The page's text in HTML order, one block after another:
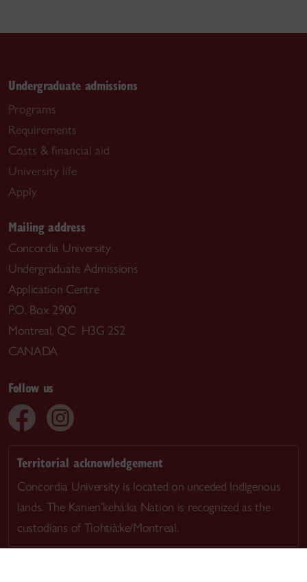
Undergraduate admissions
Programs
Requirements
Costs & financial aid
University life
Apply
Mailing address
Concordia University
Undergraduate Admissions
Application Centre
P.O. Box 2900
Montreal, QC H3G 2S2
CANADA
Follow us
Territorial acknowledgement
Concordia University is located on unceded Indigenous
lands. The Kanien’kehá:ka Nation is recognized as the
custodians of Tiohtià:ke/Montreal.